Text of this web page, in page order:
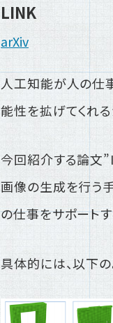
LINK
arXiv
人工知能が人の仕
能性を拡げてくれる
今回紹介する論
画像の生成を行う
の仕事をサポート
具体的には、以下